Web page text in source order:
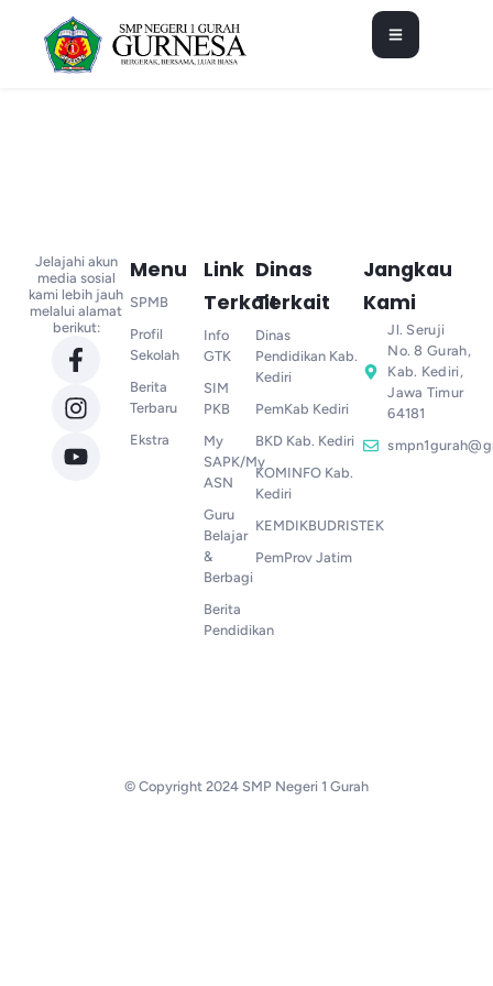
Jelajahi akun
media sosial
kami lebih jauh
melalui alamat
berikut:
Menu
SPMB
Profil
Sekolah
Berita
Terbaru
Ekstra
Link
Terkait
Info
GTK
SIM
PKB
My
SAPK/My
ASN
Guru
Belajar
&
Berbagi
Berita
Pendidikan
Dinas
Terkait
Dinas
Pendidikan Kab.
Kediri
PemKab Kediri
BKD Kab. Kediri
KOMINFO Kab.
Kediri
KEMDIKBUDRISTEK
PemProv Jatim
Jangkau
Kami
Jl. Seruji
No. 8 Gurah,
Kab. Kediri,
Jawa Timur
64181
© Copyright 2024 SMP Negeri 1 Gurah